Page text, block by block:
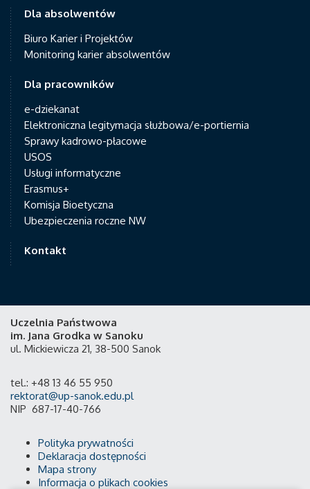
Dla absolwentów
Biuro Karier i Projektów
Monitoring karier absolwentów
Dla pracowników
e-dziekanat
Elektroniczna legitymacja służbowa/e-portiernia
Sprawy kadrowo-płacowe
USOS
Usługi informatyczne
Erasmus+
Komisja Bioetyczna
Ubezpieczenia roczne NW
Kontakt
Uczelnia Państwowa
im. Jana Grodka w Sanoku
ul. Mickiewicza 21, 38-500 Sanok
tel.: +48 13 46 55 950
rektorat@up-sanok.edu.pl
NIP 687-17-40-766
Polityka prywatności
Deklaracja dostępności
Mapa strony
Informacja o plikach cookies